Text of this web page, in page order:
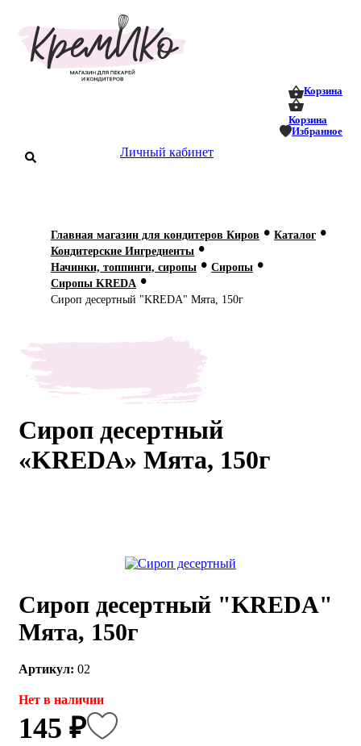
Корзина
Корзина
Избранное
Личный кабинет
Мастер-
классы
Заказать
Главная магазин для кондитеров Киров • Каталог •
Кондитерские Ингредиенты •
Начинки, топпинги, сиропы • Сиропы •
Сиропы KREDA •
Сироп десертный "KREDA" Мята, 150г
Сироп десертный
«KREDA» Мята, 150г
Сироп десертный "KREDA"
Мята, 150г
Артикул: 02
Нет в наличии
145 ₽